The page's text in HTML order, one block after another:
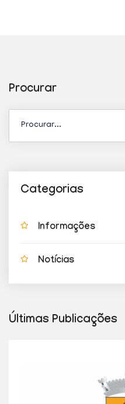
Procurar
Categorias
Informações
Notícias
Últimas Publicações